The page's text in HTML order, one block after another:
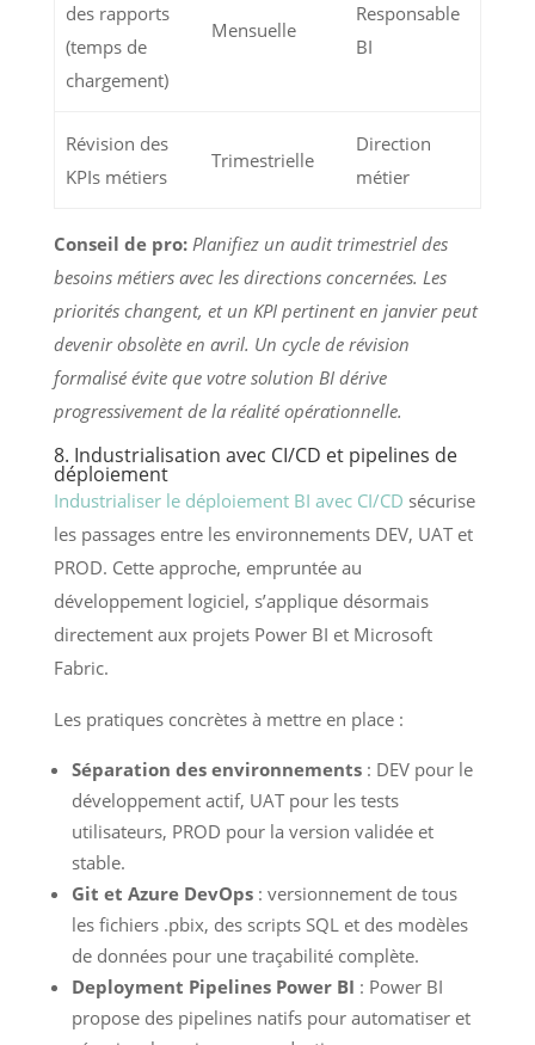
des rapports
(temps de
chargement)
Mensuelle
Responsable
BI
Révision des
KPIs métiers
Trimestrielle
Direction
métier
Conseil de pro: Planifiez un audit trimestriel des
besoins métiers avec les directions concernées. Les
priorités changent, et un KPI pertinent en janvier peut
devenir obsolète en avril. Un cycle de révision
formalisé évite que votre solution BI dérive
progressivement de la réalité opérationnelle.
8. Industrialisation avec CI/CD et pipelines de
déploiement
Industrialiser le déploiement BI avec CI/CD sécurise
les passages entre les environnements DEV, UAT et
PROD. Cette approche, empruntée au
développement logiciel, s’applique désormais
directement aux projets Power BI et Microsoft
Fabric.
Les pratiques concrètes à mettre en place :
Séparation des environnements: DEV pour le
développement actif, UAT pour les tests
utilisateurs, PROD pour la version validée et
stable.
Git et Azure DevOps: versionnement de tous
les fichiers .pbix, des scripts SQL et des modèles
de données pour une traçabilité complète.
Deployment Pipelines Power BI : Power BI
propose des pipelines natifs pour automatiser et